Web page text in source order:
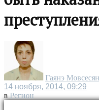
Гаянэ Мовсесян
14 ноября, 2014, 09:29
в Регион